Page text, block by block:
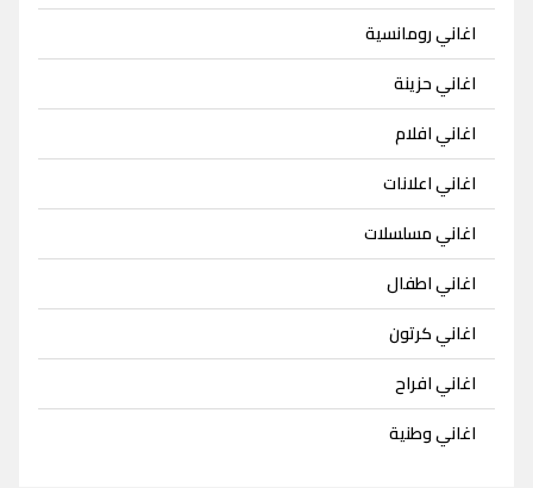
اغاني رومانسية
اغاني حزينة
اغاني افلام
اغاني اعلانات
اغاني مسلسلات
اغاني اطفال
اغاني كرتون
اغاني افراح
اغاني وطنية